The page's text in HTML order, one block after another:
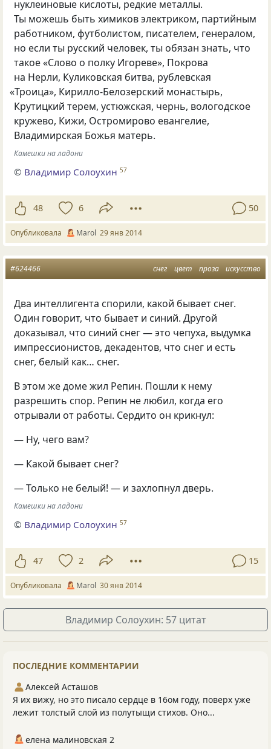
нуклеиновые кислоты, редкие металлы.
Ты можешь быть химиков электриком, партийным
работником, футболистом, писателем, генералом,
но если ты русский человек, ты обязан знать, что
такое«Слово о полку Игореве», Покрова
на Нерли, Куликовская битва, рублевская
«Троица», Кирилло-Белозерский монастырь,
Крутицкий терем, устюжская, чернь, вологодское
кружево, Кижи, Остромирово евангелие,
Владимирская Божья матерь.
Камешки на ладони
© Владимир Солоухин 57
48 6 50
Опубликовала Marol 29 янв 2014
снег цвет проза искусство
#624466
Два интеллигента спорили, какой бывает снег.
Один говорит, что бывает и синий. Другой
доказывал, что синий снег — это чепуха, выдумка
импрессионистов, декадентов, что снег и есть
снег, белый как… снег.
В этом же доме жил Репин. Пошли к нему
разрешить спор. Репин не любил, когда его
отрывали от работы. Сердито он крикнул:
— Ну, чего вам?
— Какой бывает снег?
— Только не белый! — и захлопнул дверь.
Камешки на ладони
© Владимир Солоухин 57
47 2 15
Опубликовала Marol 30 янв 2014
Владимир Солоухин: 57 цитат
ПОСЛЕДНИЕ КОММЕНТАРИИ
Алексей Асташов
Я их вижу, но это писало сердце в 16ом году, поверх уже
лежит толстый слой из полутыщи стихов. Оно...
елена малиновская 2